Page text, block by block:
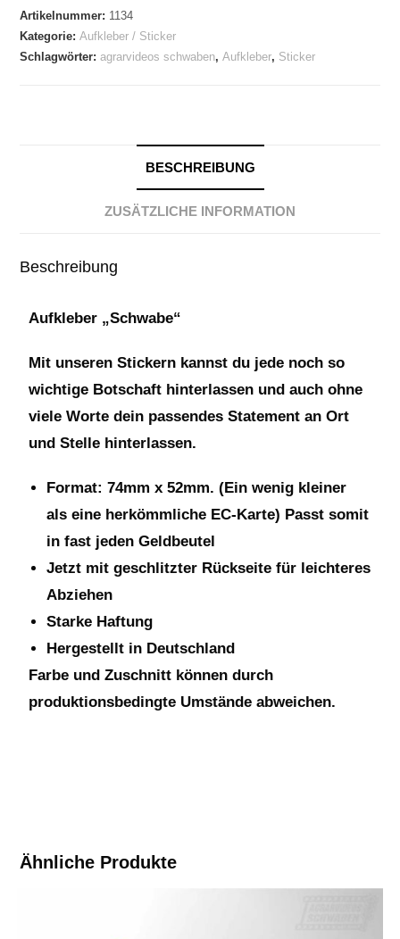
Artikelnummer: 1134
Kategorie:Aufkleber / Sticker
Schlagwörter:agrarvideos schwaben,Aufkleber, Sticker
BESCHREIBUNG
ZUSÄTZLICHE INFORMATION
Beschreibung
Aufkleber „Schwabe“
Mit unseren Stickern kannst du jede noch so
wichtige Botschaft hinterlassen und auch ohne
viele Worte dein passendes Statement an Ort
und Stelle hinterlassen.
Format: 74mm x 52mm. (Ein wenig kleiner
als eine herkömmliche EC-Karte) Passt somit
in fast jeden Geldbeutel
Jetzt mit geschlitzter Rückseite für leichteres
Abziehen
Starke Haftung
Hergestellt in Deutschland
Farbe und Zuschnitt können durch
produktionsbedingte Umstände abweichen.
Ähnliche Produkte